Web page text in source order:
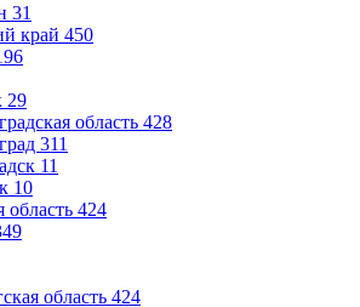
31
край 450
29
область 428
311
11
10
область 424
область 424